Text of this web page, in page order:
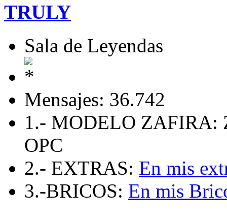
TRULY
Sala de Leyendas
Mensajes: 36.742
1.- MODELO ZAFIRA:
OPC
2.- EXTRAS: En mis
3.-BRICOS: En mis